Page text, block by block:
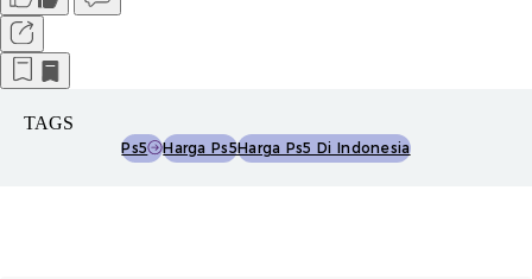
TAGS
Ps5 Harga Ps5Harga Ps5 Di Indonesia